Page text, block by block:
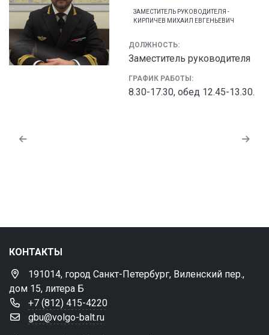
ЗАМЕСТИТЕЛЬ РУКОВОДИТЕЛЯ -
КИРПИЧЕВ МИХАИЛ ЕВГЕНЬЕВИЧ
ДОЛЖНОСТЬ:
Заместитель руководителя
ГРАФИК РАБОТЫ:
8.30-17.30, обед 12.45-13.30.
КОНТАКТЫ
191014, город Санкт-Петербург, Виленский пер.,
дом 15, литера Б
+7 (812) 415-4220
gbu@volgo-balt.ru